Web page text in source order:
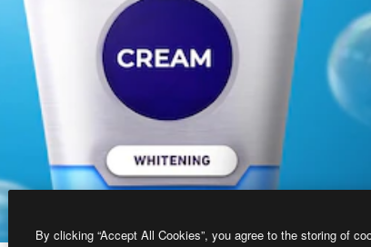
By clicking “Accept All Cookies”, you agree to the storing of